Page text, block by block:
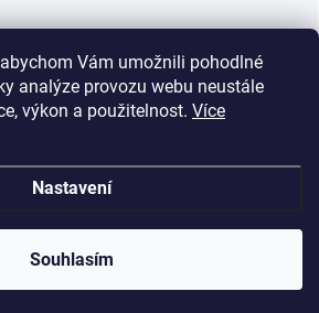
Vám umožnili pohodlné
analýze provozu webu neustále
výkon a použitelnost. Více
Nastavení
Souhlasím